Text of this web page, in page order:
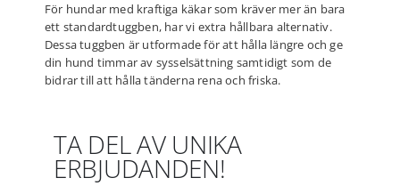
För hundar med kraftiga käkar som kräver mer än bara
ett standardtuggben, har vi extra hållbara alternativ.
Dessa tuggben är utformade för att hålla längre och ge
din hund timmar av sysselsättning samtidigt som de
bidrar till att hålla tänderna rena och friska.
TA DEL AV UNIKA
ERBJUDANDEN!